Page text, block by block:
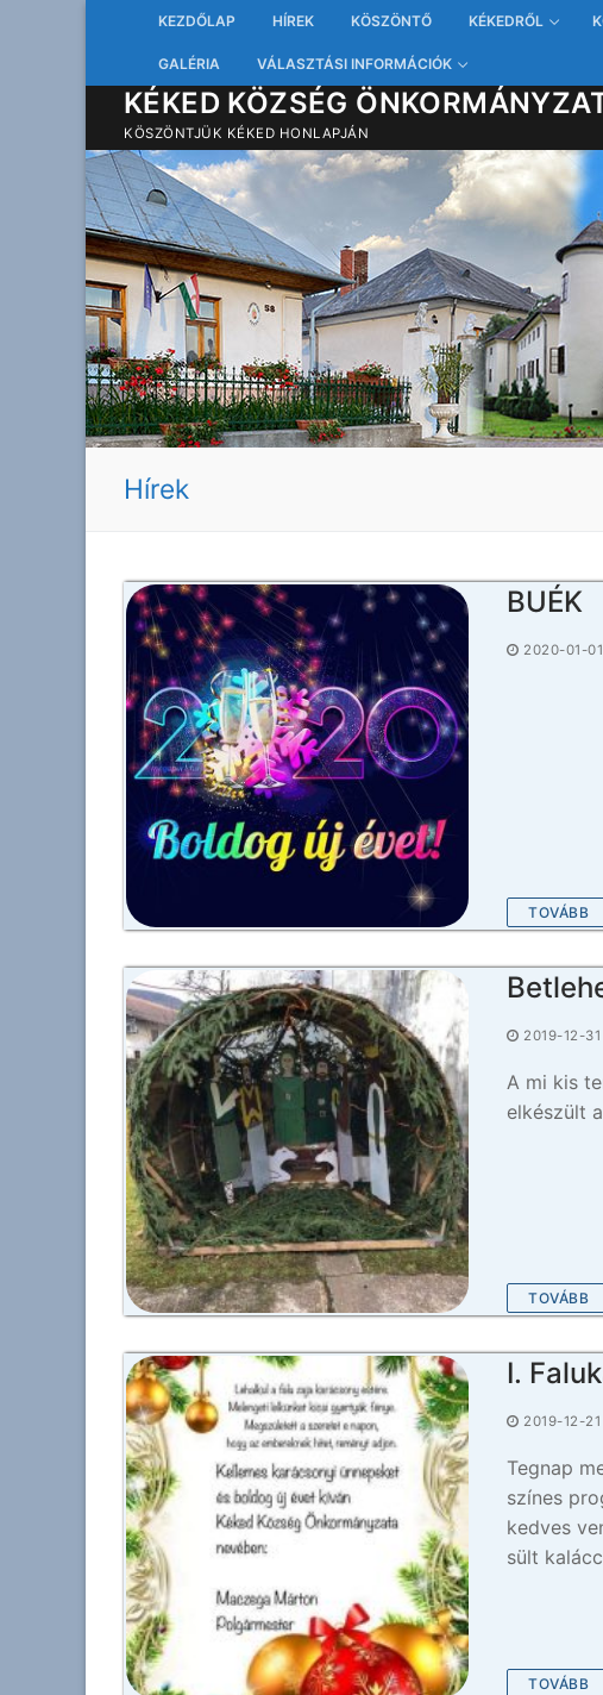
tartalomra
KEZDŐLAP HÍREK KÖSZÖNTŐ KÉKEDRŐL
GALÉRIA VÁLASZTÁSI INFORMÁCIÓK
KÉKED KÖZSÉG
KÖSZÖNTJÜK KÉKED HONLAPJÁN
Hírek
BUÉK
2020-01-01
TOVÁBB
2019-12-31
A mi kis
elkészült
TOVÁBB
I.
2019-12-21
Tegnap
színes
kedves
sült
TOVÁBB